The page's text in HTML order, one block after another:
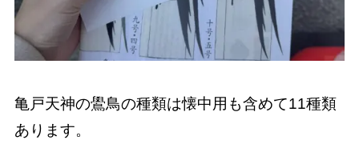
亀戸天神の鷽鳥の種類は懐中用も含めて11種類
あります。